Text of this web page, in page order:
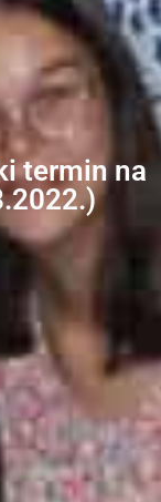
termin na